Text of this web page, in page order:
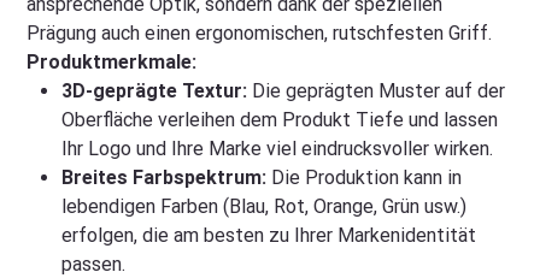
Prägung auch einen ergonomischen, rutschfesten Griff.
Produktmerkmale:
3D-geprägte Textur: Die geprägten Muster auf der
Oberfläche verleihen dem Produkt Tiefe und lassen
Ihr Logo und Ihre Marke viel eindrucksvoller wirken.
Breites Farbspektrum: Die Produktion kann in
lebendigen Farben (Blau, Rot, Orange, Grün usw.)
erfolgen, die am besten zu Ihrer Markenidentität
passen.